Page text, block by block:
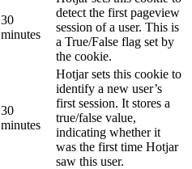
30
minutes
detect the first pageview
session of a user. This is
a True/False flag set by
the cookie.
30
minutes
Hotjar sets this cookie to
identify a new user’s
first session. It stores a
true/false value,
indicating whether it
was the first time Hotjar
saw this user.